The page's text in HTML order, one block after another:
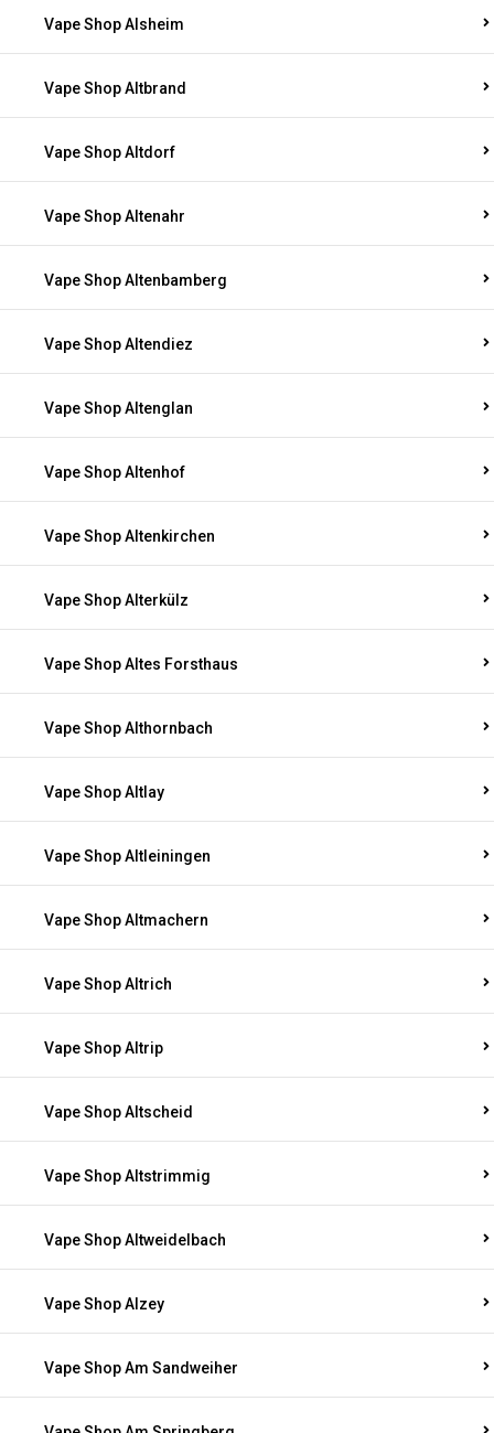
Vape Shop Alsheim
Vape Shop Altbrand
Vape Shop Altdorf
Vape Shop Altenahr
Vape Shop Altenbamberg
Vape Shop Altendiez
Vape Shop Altenglan
Vape Shop Altenhof
Vape Shop Altenkirchen
Vape Shop Alterkülz
Vape Shop Altes Forsthaus
Vape Shop Althornbach
Vape Shop Altlay
Vape Shop Altleiningen
Vape Shop Altmachern
Vape Shop Altrich
Vape Shop Altrip
Vape Shop Altscheid
Vape Shop Altstrimmig
Vape Shop Altweidelbach
Vape Shop Alzey
Vape Shop Am Sandweiher